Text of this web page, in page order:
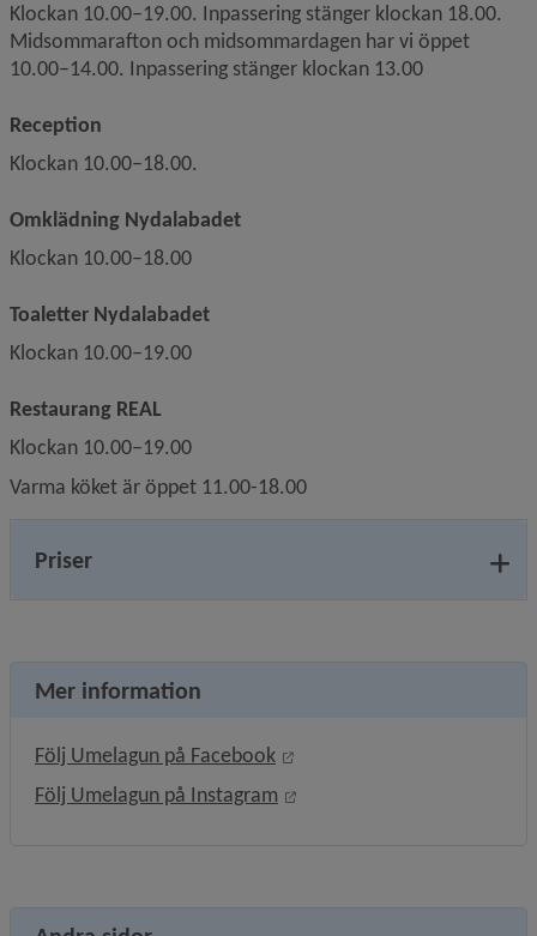
Klockan 10.00–19.00. Inpassering stänger klockan 18.00.
Midsommarafton och midsommardagen har vi öppet
10.00–14.00. Inpassering stänger klockan 13.00
Reception
Klockan 10.00–18.00.
Omklädning Nydalabadet
Klockan 10.00–18.00
Toaletter Nydalabadet
Klockan 10.00–19.00
Restaurang REAL
Klockan 10.00–19.00
Varma köket är öppet 11.00-18.00
Priser
Mer information
Följ Umelagun på Facebook
Länk till annan webbplats,
Följ Umelagun på Instagram
Länk till annan webbplats,